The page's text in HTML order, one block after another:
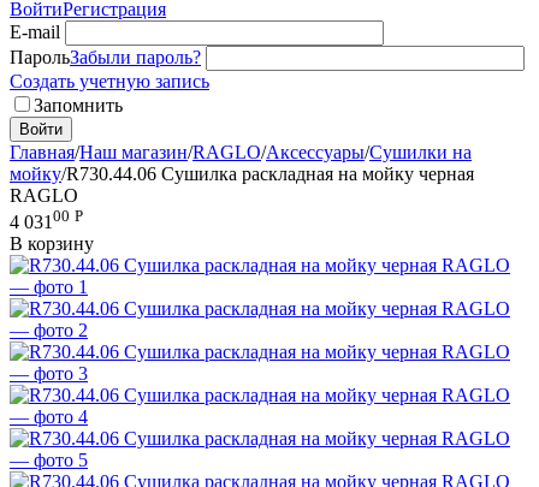
ВойтиРегистрация
E-mail
ПарольЗабыли пароль?
Создать учетную запись
Запомнить
Войти
Главная/Наш магазин/RAGLO/Аксессуары/Сушилки на
мойку/R730.44.06 Сушилка раскладная на мойку черная
RAGLO
4 031 00 Р
В корзину